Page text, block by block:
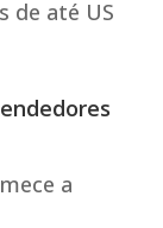
de até US
a